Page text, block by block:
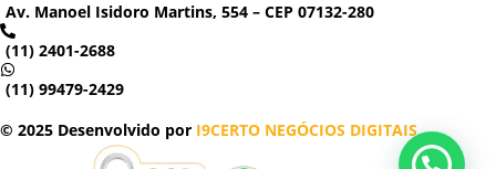
Av. Manoel Isidoro Martins, 554 – CEP 07132-280
(11) 2401-2688
(11) 99479-2429
© 2025 Desenvolvido por I9CERTO NEGÓCIOS DIGITAIS